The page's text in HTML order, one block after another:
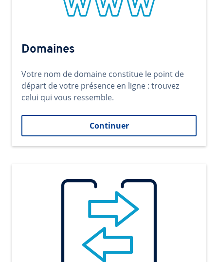
Domaines
Votre nom de domaine constitue le point de
départ de votre présence en ligne : trouvez
celui qui vous ressemble.
Continuer